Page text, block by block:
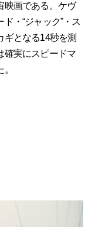
映画である。ケヴ
・“ジャック”・ス
ギとなる14秒を測
確実にスピードマ